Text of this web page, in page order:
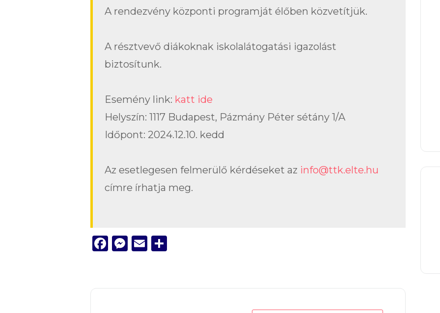
A rendezvény központi programját élőben közvetítjük.
A résztvevő diákoknak iskolalátogatási igazolást
biztosítunk.
Esemény link: katt ide
Helyszín: 1117 Budapest, Pázmány Péter sétány 1/A
Időpont: 2024.12.10. kedd
Az esetlegesen felmerülő kérdéseket az info@ttk.elte.hu
címre írhatja meg.
Facebook
Messenger
Email